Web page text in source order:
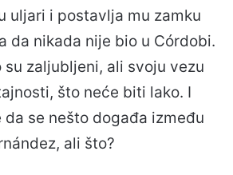
uljari i postavlja mu zamku
da nikada nije bio u Córdobi.
su zaljubljeni, ali svoju vezu
što neće biti lako. I
se nešto događa između
ali što?